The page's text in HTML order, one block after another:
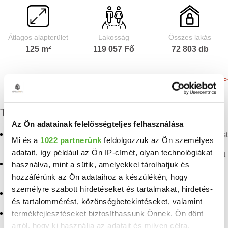
Az Ön adatainak felelősségteljes felhasználása
Mi és a 1022 partnerünk feldolgozzuk az Ön személyes
adatait, így például az Ön IP-címét, olyan technológiákat
használva, mint a sütik, amelyekkel tárolhatjuk és
hozzáférünk az Ön adataihoz a készülékén, hogy
személyre szabott hirdetéseket és tartalmakat, hirdetés-
és tartalommérést, közönségbetekintéseket, valamint
termékfejlesztéseket biztosíthassunk Önnek. Ön dönt
arról, hogy ki használja az adatait és milyen célra.
Átlagos alapterület
125 m²
Lakosság
119 057 Fő
Összes lakás
72 803 db
Még több adat >
További eladó ingatlanok
Angyalföld
Eladó téglalakás
Angyalföld
Eladó lakás Angyalföld
Eladó lakás Margitsziget
Eladó panellakás Budapest
Eladó téglalakás Budapest
Eladó penthouse lakás
Eladó lakás Budapest
Eladó panellakás